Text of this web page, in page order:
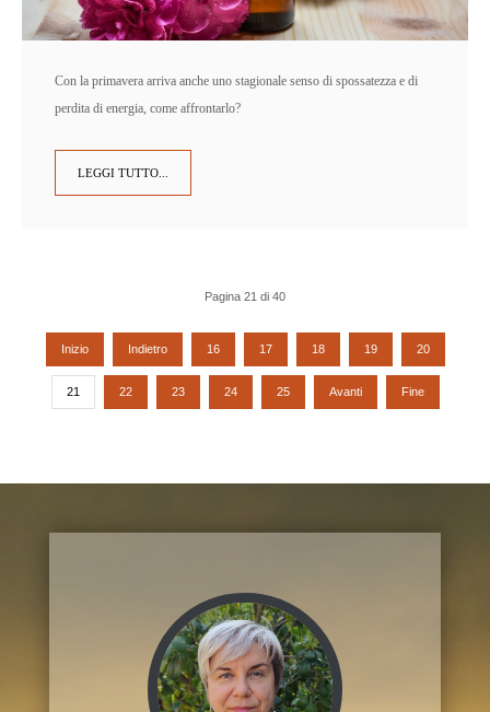
Con la primavera arriva anche uno stagionale senso di spossatezza e di
perdita di energia, come affrontarlo?
LEGGI TUTTO...
Pagina 21 di 40
Inizio Indietro 16 17 18 19 20
21 22 23 24 25 Avanti Fine